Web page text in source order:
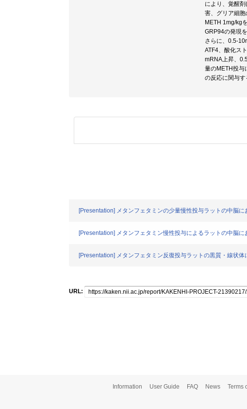
により、覚醒
害、グリア細胞
METH 1mg/kg
GRP94の発現
さらに、0.5-
ATF4、酸化ス
mRNA上昇、
量のMETH投与
の反応に関与す
[Presentation] メタンフェタミンの少量慢性投与ラットの中脳
[Presentation] メタンフェタミン慢性投与によるラットの中脳
[Presentation] メタンフェタミン反復投与ラットの黒質・線状
URL:
Information User Guide FAQ News Terms